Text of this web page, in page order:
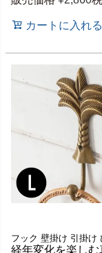
カートに入れる